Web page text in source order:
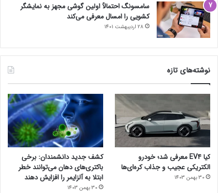
سامسونگ احتمالاً اولین گوشی مجهز به نمایشگر
کشویی را امسال معرفی می‌کند
28 اردیبهشت 1401
نوشته‌های تازه
کیا EV4 معرفی شد؛ خودرو
الکتریکی عجیب و جذاب کره‌ای‌ها
30 بهمن 1403
کشف جدید دانشمندان: برخی
باکتری‌های دهان می‌توانند خطر
ابتلا به آلزایمر را افزایش دهند
30 بهمن 1403